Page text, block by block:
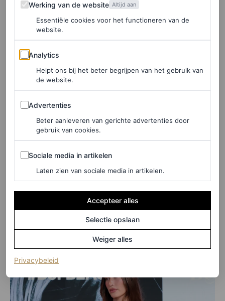
combinatie met hoge hakken en een donkere zonnebril.
Saint Laurent is een voor de hand liggende keuze, maar
Bieber en haar stylist Dani Michelle hebben onlangs ook
een aantal archiefvondsten gedaan, zoals een
jurk uit Gucci’s Tom Ford-tijdperk. We zijn lang en breed
bekend met deLBD, maar ook de korte jurk met
dierenprint bewijst even tijdloos te zijn. En met zo’n
leopard dressmaak je een statement als geen ander.
LEES OOK
De frisse manicure van Hailey Bieber doet
Werking van de website Altijd aan
Essentiële cookies voor het functioneren van de
website.
Analytics
Analytics
Helpt ons bij het beter begrijpen van het gebruik van
de website.
Advertenties
Advertenties
Beter aanleveren van gerichte advertenties door
gebruik van cookies.
Sociale media in artikelen
Sociale media in artikelen
Laten zien van sociale media in artikelen.
Accepteer alles
Selectie opslaan
Weiger alles
Privacybeleid